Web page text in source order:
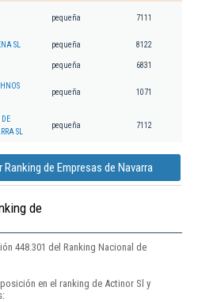
pequeña 7111
SL pequeña 8122
pequeña 6831
pequeña 1071
SL
pequeña 7112
Ranking de Empresas de Navarra
de
448.301 del Ranking Nacional de
en el ranking de Actinor Sl y